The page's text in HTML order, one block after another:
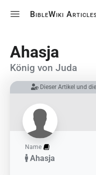
BibleWiki
Ahasja
König von Juda
Links auf diesem Artikel
Änderungen an
Druckversion
Permanenter Link
Artikelinformationen
Dieser Artikel und
Name
Ahasja